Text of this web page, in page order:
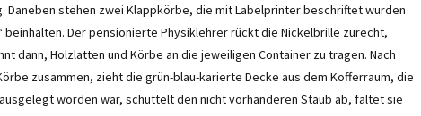
Daneben stehen zwei Klappkörbe, die mit Labelprinter beschriftet wurden
beinhalten. Der pensionierte Physiklehrer rückt die Nickelbrille zurecht,
dann, Holzlatten und Körbe an die jeweiligen Container zu tragen. Nach
zusammen, zieht die grün-blau-karierte Decke aus dem Kofferraum, die
worden war, schüttelt den nicht vorhanderen Staub ab, faltet sie